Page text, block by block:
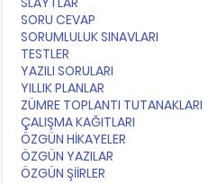
SORU CEVAP
SORUMLULUK SINAVLARI
TESTLER
YAZILI SORULARI
YILLIK PLANLAR
ZÜMRE TOPLANTI TUTANAKLARI
ÇALIŞMA KAĞITLARI
ÖZGÜN HİKAYELER
ÖZGÜN YAZILAR
ÖZGÜN ŞİİRLER